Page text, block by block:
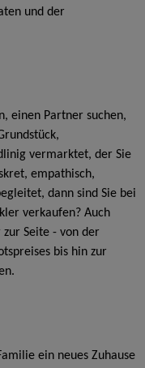
und der
einen Partner suchen,
vermarktet, der Sie
empathisch,
dann sind Sie bei
verkaufen? Auch
Seite - von der
bis hin zur
ein neues Zuhause